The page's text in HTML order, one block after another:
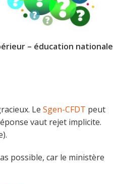
– éducation nationale
Le Sgen-CFDT peut
vaut rejet implicite.
possible, car le ministère